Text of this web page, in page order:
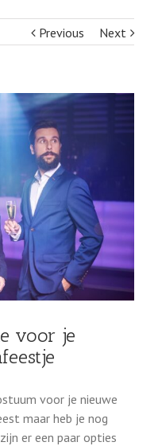
Previous Next
voor je
voor je nieuwe
maar heb je nog
er een paar opties